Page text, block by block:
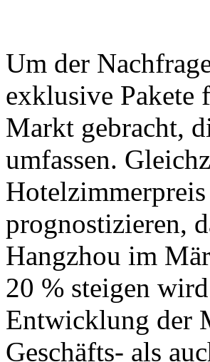
Um der
exklusive Pakete
Markt gebracht,
umfassen.
prognostizieren,
Hangzhou im
20 % steigen
Entwicklung der
Geschäfts- als